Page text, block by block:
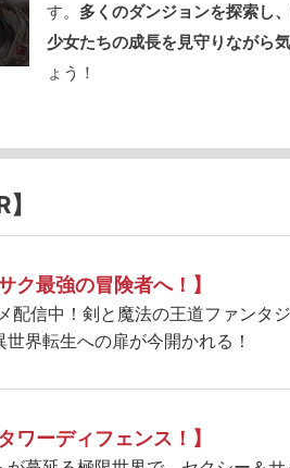
す。 多くのダンジョンを探索し
少女たちの成長を見守りながら
ょう！
ク最強の冒険者へ！】
配信中！剣と魔法の王道ファンタ
世界転生への扉が今開かれる！
ワーディフェンス！】